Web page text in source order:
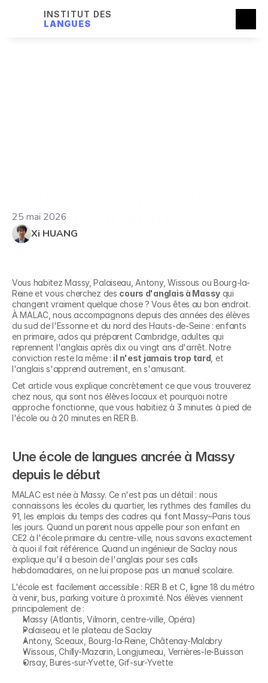
INSTITUT DES
LANGUES
(91) — pourquoi MALAC ?
Xi HUANG
25 mai 2026
Vous habitez Massy, Palaiseau, Antony, Wissous ou Bourg-la-
Reine et vous cherchez des cours d'anglais à Massy qui
changent vraiment quelque chose ? Vous êtes au bon endroit.
À MALAC, nous accompagnons depuis des années des élèves
du sud de l'Essonne et du nord des Hauts-de-Seine : enfants
en primaire, ados qui préparent Cambridge, adultes qui
reprennent l'anglais après dix ou vingt ans d'arrêt. Notre
conviction reste la même : il n'est jamais trop tard , et
l'anglais s'apprend autrement, en s'amusant.
Cet article vous explique concrètement ce que vous trouverez
chez nous, qui sont nos élèves locaux et pourquoi notre
approche fonctionne, que vous habitiez à 3 minutes à pied de
l'école ou à 20 minutes en RER B.
Une école de langues ancrée à Massy
depuis le début
MALAC est née à Massy. Ce n'est pas un détail : nous
connaissons les écoles du quartier, les rythmes des familles du
91, les emplois du temps des cadres qui font Massy–Paris tous
les jours. Quand un parent nous appelle pour son enfant en
CE2 à l'école primaire du centre-ville, nous savons exactement
à quoi il fait référence. Quand un ingénieur de Saclay nous
explique qu'il a besoin de l'anglais pour ses calls
hebdomadaires, on ne lui propose pas un manuel scolaire.
L'école est facilement accessible : RER B et C, ligne 18 du métro
à venir, bus, parking voiture à proximité. Nos élèves viennent
principalement de :
Massy (Atlantis, Vilmorin, centre-ville, Opéra)
Palaiseau et le plateau de Saclay
Antony, Sceaux, Bourg-la-Reine, Châtenay-Malabry
Wissous, Chilly-Mazarin, Longjumeau, Verrières-le-Buisson
Orsay, Bures-sur-Yvette, Gif-sur-Yvette